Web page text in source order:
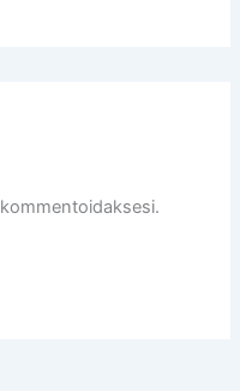
kommentoidaksesi.